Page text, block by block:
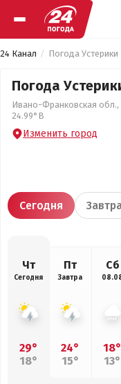
24 Канал Погода Устерики
Погода
Ивано-Франковская обл.,
24.99°В
Изменить город
Сегодня
Чт
Сегодня
29°
18°
Пт
Завтра
24°
15°
Сб
18°
13°